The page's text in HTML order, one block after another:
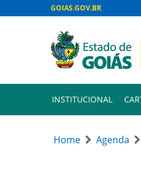
GOIAS.GOV.BR
INSTITUCIONAL
Home Agenda